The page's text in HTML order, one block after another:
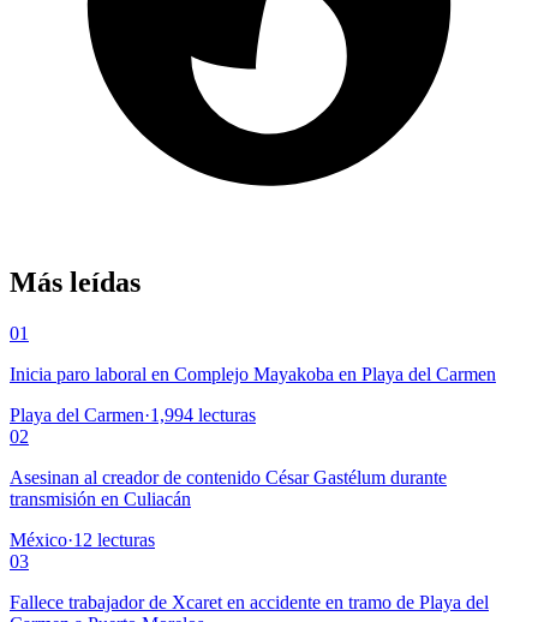
Más leídas
01
Inicia paro laboral en Complejo Mayakoba en Playa del Carmen
Playa del Carmen·1,994 lecturas
02
Asesinan al creador de contenido César Gastélum durante
transmisión en Culiacán
México·12 lecturas
03
Fallece trabajador de Xcaret en accidente en tramo de Playa del